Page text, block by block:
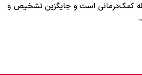
کمک‌درمانی است و جایگزین تشخیص و